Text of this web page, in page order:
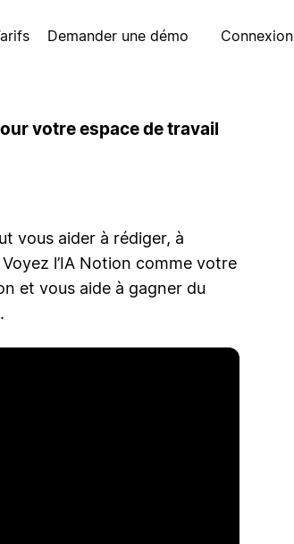
Demander une démo Connexion
votre espace de travail
vous aider à rédiger, à
l’IA Notion comme votre
et vous aide à gagner du